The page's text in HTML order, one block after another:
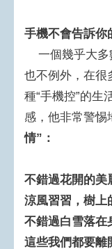
手機不會告訴你
一個幾乎大多
也不例外，在很
種“手機控”的生
感，他非常警惕
情”：
不錯過花開的美
涼風習習，樹上
不錯過白雪落在
這些我們都要離